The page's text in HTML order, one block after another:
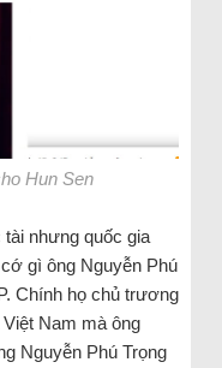
Hun Sen
nhưng quốc gia
gì ông Nguyễn Phú
Chính họ chủ trương
Nam mà ông
Nguyễn Phú Trọng